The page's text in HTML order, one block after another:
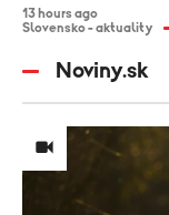
nevyriešil
13 hours ago
Slovensko - aktuality
Noviny.sk